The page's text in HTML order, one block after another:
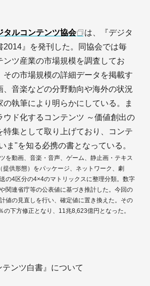
タルコンテンツ協会
は、『デジタ
2014』を発刊した。同協会では毎
ンツ産業の市場規模を調査してお
その市場規模の詳細データを掲載す
、音楽などの分野動向や海外の状況
の執筆により明らかにしている。ま
ウド化するコンテンツ ～価値創出の
特集として取り上げており、コンテ
ま"を知る必携の書となっている。
を動画、音楽・音声、ゲーム、静止画・テキス
提供形態）をパッケージ、ネットワーク、劇
の4区分の4×4のマトリックスに整理分類。数字
関連省庁等の公表値に基づき推計した。今回の
値の見直しを行い、確定値に置き換えた。その
の下方修正となり、11兆8,623億円となった。
ンツ白書』について